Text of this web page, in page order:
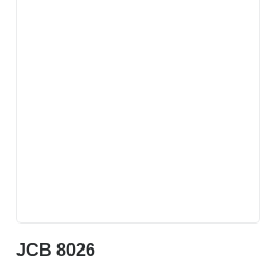
JCB 8026